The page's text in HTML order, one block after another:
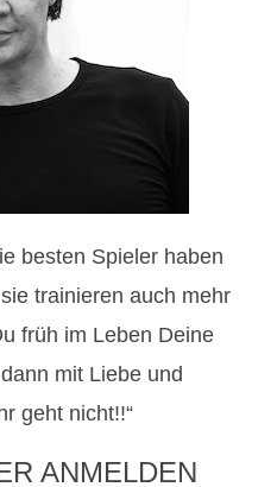
besten Spieler haben
trainieren auch mehr
früh im Leben Deine
mit Liebe und
geht nicht!!“
ANMELDEN